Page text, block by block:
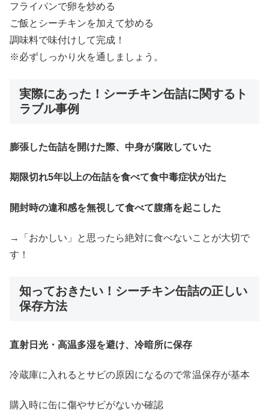
フライパンで卵を炒める
ご飯とシーチキンを加えて炒める
調味料で味付けして完成！
※必ずしっかり火を通しましょう。
実際にあった！シーチキン缶詰に関するト
ラブル事例
膨張した缶詰を開けた際、中身が腐敗していた
期限切れ5年以上の缶詰を食べて食中毒症状が出た
開封時の違和感を無視して食べて腹痛を起こした
→「おかしい」と思ったら絶対に食べないことが大切で
す！
知っておきたい！シーチキン缶詰の正しい
保存方法
直射日光・高温多湿を避け、冷暗所に保存
冷蔵庫に入れるとサビの原因になるので常温保存が基本
購入時に缶に傷やサビがないか確認